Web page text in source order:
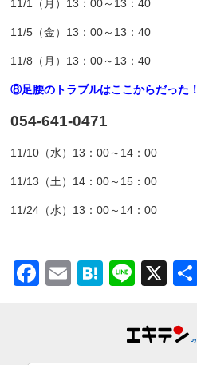
11/1（月）13：00～13：40
11/5（金）13：00～13：40
11/8（月）13：00～13：40
⑧足腰のトラブルはここからだった！
054-641-0471
11/10（水）13：00～14：00
11/13（土）14：00～15：00
11/24（水）13：00～14：00
Facebook
EmailHatena
Line
X